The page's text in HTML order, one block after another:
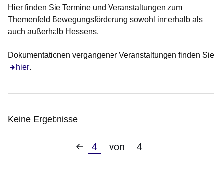
Hier finden Sie Termine und Veranstaltungen zum
Themenfeld Bewegungsförderung sowohl innerhalb als
auch außerhalb Hessens.
Dokumentationen vergangener Veranstaltungen finden Sie
hier.
Keine Ergebnisse
Vorherige
Aktuelle
4 von 4